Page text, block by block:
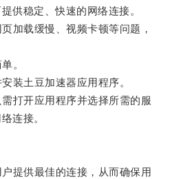
供稳定、快速的网络连接。
载缓慢、视频卡顿等问题，
。
土豆加速器应用程序。
开应用程序并选择所需的服
连接。
供最佳的连接，从而确保用